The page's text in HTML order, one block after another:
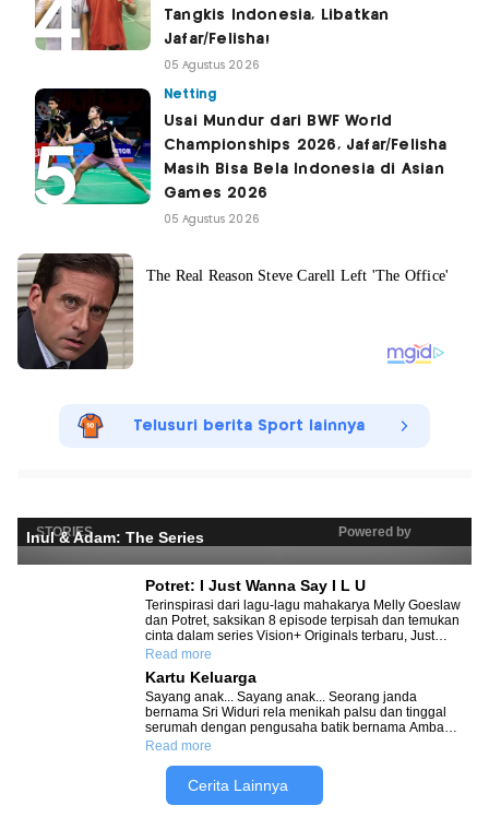
Tangkis Indonesia, Libatkan
Jafar/Felisha!
05 Agustus 2026
Netting
Usai Mundur dari BWF World
Championships 2026, Jafar/Felisha
Masih Bisa Bela Indonesia di Asian
Games 2026
05 Agustus 2026
Telusuri berita Sport lainnya